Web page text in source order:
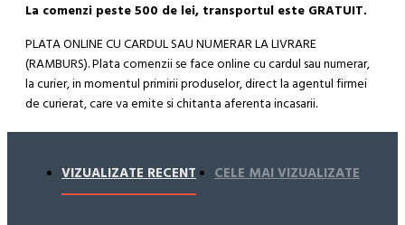
La comenzi peste 500 de lei, transportul este GRATUIT.
PLATA ONLINE CU CARDUL SAU NUMERAR LA LIVRARE
(RAMBURS). Plata comenzii se face online cu cardul sau numerar,
la curier, in momentul primirii produselor, direct la agentul firmei
de curierat, care va emite si chitanta aferenta incasarii.
Cum se face livrarea produselor:
Livrarea comenzii la adresa indicata de dvs. si este asigurata de
compania de curierat, care va livreaza comanda în decursul a 24-
VIZUALIZATE RECENT CELE MAI VIZUALIZATE